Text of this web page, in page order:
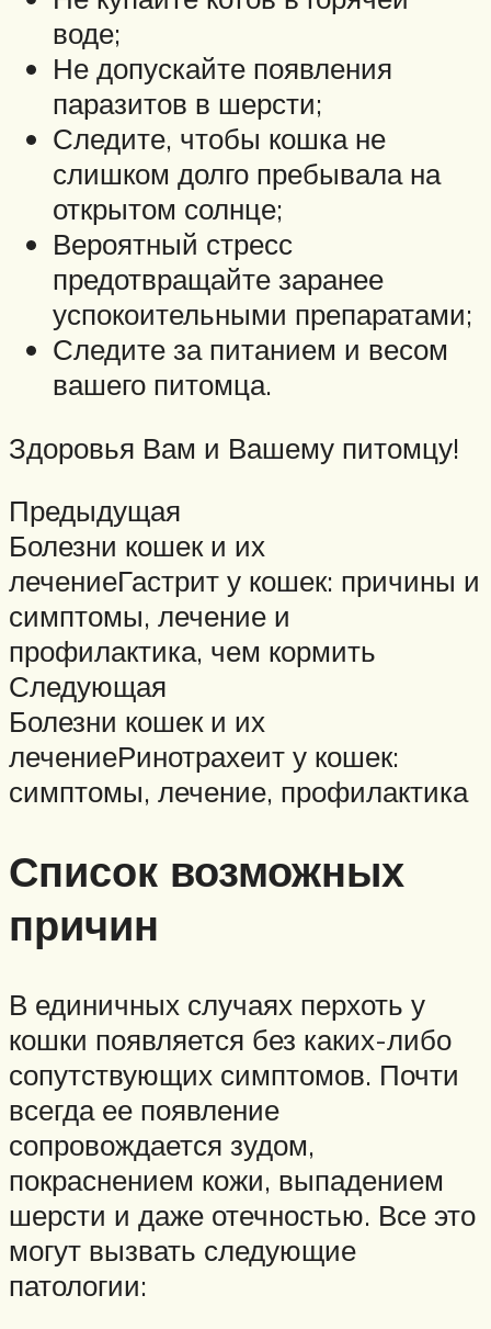
воде;
Не допускайте появления
паразитов в шерсти;
Следите, чтобы кошка не
слишком долго пребывала на
открытом солнце;
Вероятный стресс
предотвращайте заранее
успокоительными препаратами;
Следите за питанием и весом
вашего питомца.
Здоровья Вам и Вашему питомцу!
Предыдущая
Болезни кошек и их
лечениеГастрит у кошек: причины и
симптомы, лечение и
профилактика, чем кормить
Следующая
Болезни кошек и их
лечениеРинотрахеит у кошек:
симптомы, лечение, профилактика
Список возможных
причин
В единичных случаях перхоть у
кошки появляется без каких-либо
сопутствующих симптомов. Почти
всегда ее появление
сопровождается зудом,
покраснением кожи, выпадением
шерсти и даже отечностью. Все это
могут вызвать следующие
патологии: